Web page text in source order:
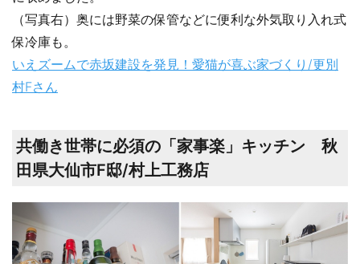
（写真右）奥には野菜の保管などに便利な外気取り入れ式
保冷庫も。
いえズームで赤坂建設を発見！愛猫が喜ぶ家づくり/更別
村Fさん
共働き世帯に必須の「家事楽」キッチン 秋
田県大仙市F邸/村上工務店